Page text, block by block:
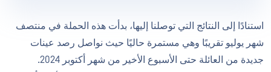
استنادًا إلى النتائج التي توصلنا إليها، بدأت هذه الحملة في منتصف
شهر يوليو تقريبًا وهي مستمرة حاليًا حيث نواصل رصد عينات
جديدة من العائلة حتى الأسبوع الأخير من شهر أكتوبر 2024.